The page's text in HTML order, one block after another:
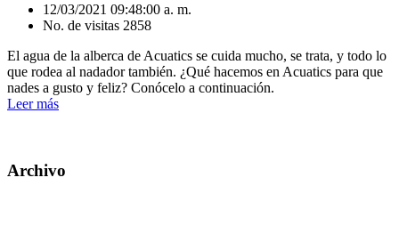
12/03/2021 09:48:00 a. m.
No. de visitas 2858
El agua de la alberca de Acuatics se cuida mucho, se trata, y todo lo
que rodea al nadador también. ¿Qué hacemos en Acuatics para que
nades a gusto y feliz? Conócelo a continuación.
Leer más
Archivo